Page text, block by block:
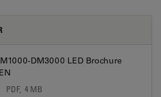
DM3000 LED Brochure
PDF, 4 MB